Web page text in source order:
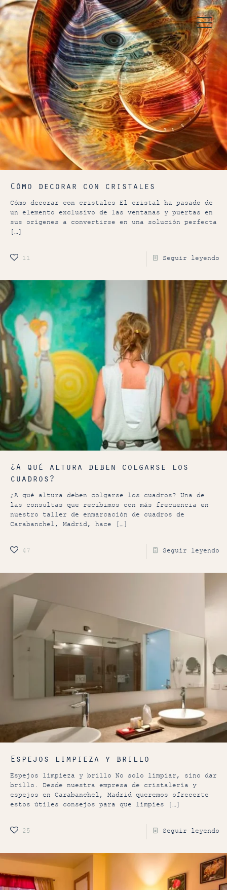
Cómo decorar con cristales
Cómo decorar con cristales El cristal ha pasado de
un elemento exclusivo de las ventanas y puertas en
sus orígenes a convertirse en una solución perfecta
[…]
11 Seguir leyendo
¿A qué altura deben colgarse los
cuadros?
¿A qué altura deben colgarse los cuadros? Una de
las consultas que recibimos con más frecuencia en
nuestro taller de enmarcación de cuadros de
Carabanchel, Madrid, hace […]
47 Seguir leyendo
Espejos limpieza y brillo
Espejos limpieza y brillo No solo limpiar, sino dar
brillo. Desde nuestra empresa de cristalería y
espejos en Carabanchel, Madrid queremos ofrecerte
estos útiles consejos para que limpies […]
25 Seguir leyendo